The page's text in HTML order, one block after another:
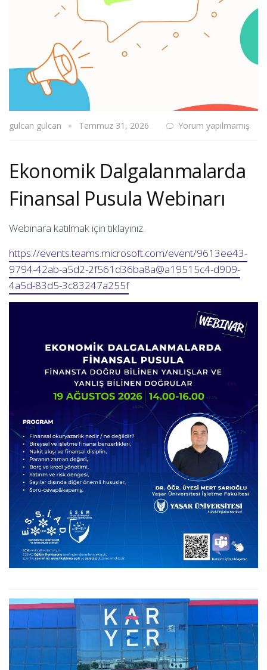
gulcan gulcan Temmuz 31, 2026 Yorum yapılmamış
Ekonomik Dalgalanmalarda
Finansal Pusula Webinarı
Webinara katılmak için tıklayınız.
https://events.teams.microsoft.com/event/9613ee43-
9794-42ab-a5d2-2f561d36ba8a@a19515c4-d909-
4a5d-83d5-3c83247a255f